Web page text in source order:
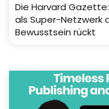
Die Harvard
als Super-Netzwerk
Bewusstsein rückt